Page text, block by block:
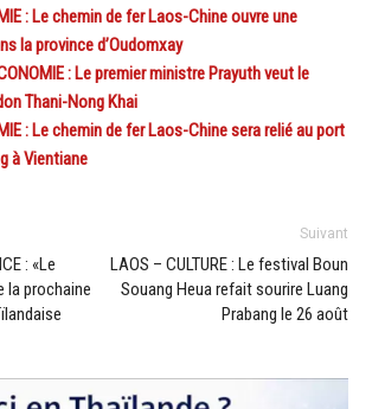
: Le chemin de fer Laos-Chine ouvre une
la province d’Oudomxay
: Le premier ministre Prayuth veut le
Thani-Nong Khai
: Le chemin de fer Laos-Chine sera relié au port
à Vientiane
: «Le
la prochaine
Suivant
LAOS – CULTURE : Le festival Boun
Souang Heua refait sourire Luang
Prabang le 26 août